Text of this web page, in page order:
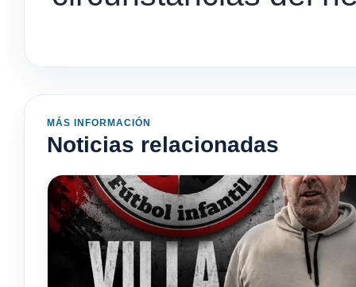
MÁS INFORMACIÓN
Noticias relacionadas